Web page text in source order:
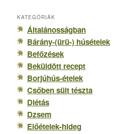
e
s
é
s
KATEGÓRIÁK
Általánosságban
Bárány-(ürü-) húsételek
Befőzések
Beküldött recept
Borjúhús-ételek
Csőben sült tészta
Diétás
Dzsem
Előételek-hideg